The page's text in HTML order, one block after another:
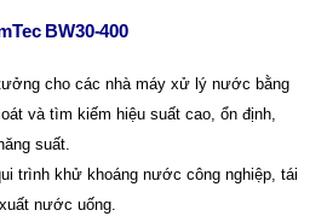
BW30-400
cho các nhà máy xử lý nước bằng
và tìm kiếm hiệu suất cao, ổn định,
suất.
trình khử khoáng nước công nghiệp, tái
nước uống.